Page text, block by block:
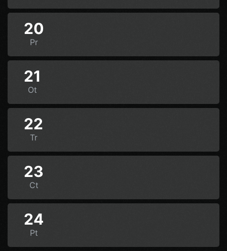
20
Pr
21
Ot
22
Tr
23
Ct
24
Pt